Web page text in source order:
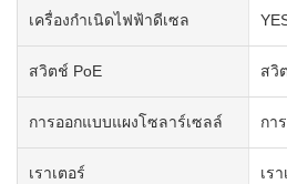
เครื่องกำเนิดไฟฟ้าดีเซล
สวิตช์ PoE สวิ
การออกแบบแผงโซลาร์เซลล์ กา
เราเตอร์ เร